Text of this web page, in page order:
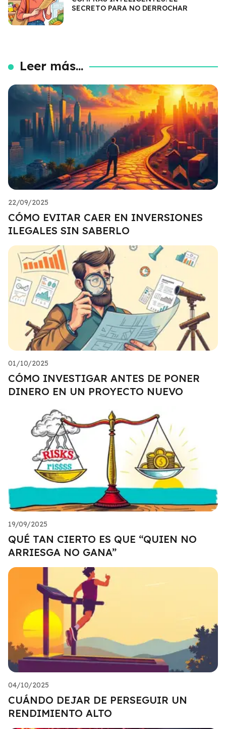
SECRETO PARA NO DERROCHAR
Leer más...
22/09/2025
CÓMO EVITAR CAER EN INVERSIONES
ILEGALES SIN SABERLO
01/10/2025
CÓMO INVESTIGAR ANTES DE PONER
DINERO EN UN PROYECTO NUEVO
19/09/2025
QUÉ TAN CIERTO ES QUE “QUIEN NO
ARRIESGA NO GANA”
04/10/2025
CUÁNDO DEJAR DE PERSEGUIR UN
RENDIMIENTO ALTO